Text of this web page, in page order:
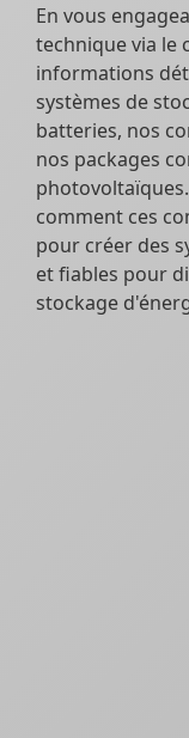
En vous
technique via le
informations
systèmes de
batteries, nos
nos packages
comment ces
pour créer des
et fiables pour
stockage